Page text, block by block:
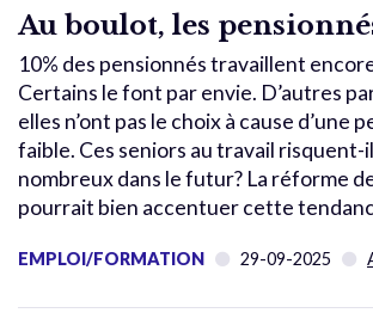
Au boulot, les
10% des pensionnés travaillent
Certains le font par envie. D’autres
elles n’ont pas le choix à cause d’une
faible. Ces seniors au travail risquent-
nombreux dans le futur? La réforme
pourrait bien accentuer cette
EMPLOI/FORMATION 29-09-2025